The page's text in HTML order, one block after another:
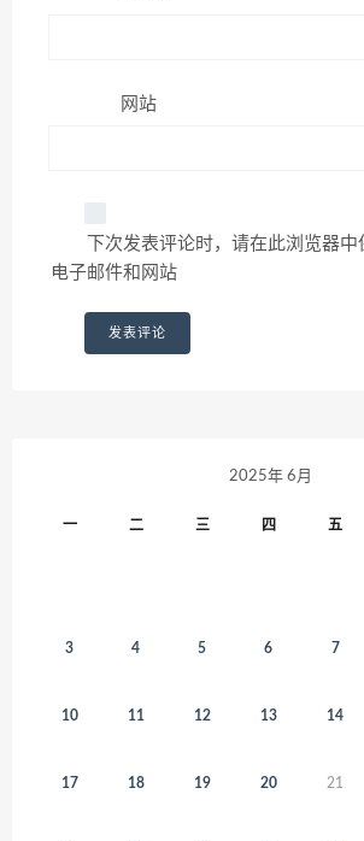
网站
下次发表评论时，请在此浏览器中
电子邮件和网站
2025年 6月
一 二 三 四 五
3 4 5 6 7
10 11 12 13 14
17 18 19 20 21